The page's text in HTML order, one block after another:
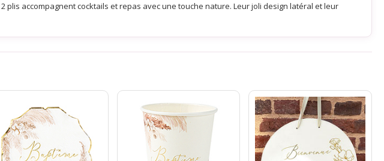
2 plis accompagnent cocktails et repas avec une touche nature. Leur joli design latéral et leur